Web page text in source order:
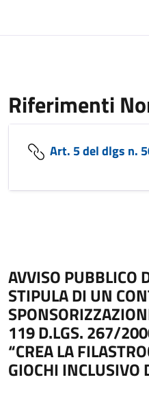
Riferimenti
Art. 5 del dlgs n.
AVVISO PUBBLICO
STIPULA DI UN
119 D.LGS. 267/
“CREA LA
GIOCHI INCLUSIVO